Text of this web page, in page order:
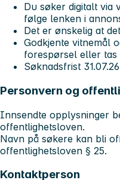
Du søker digitalt via
følge lenken i
Det er ønskelig at
Godkjente vitnemål
forespørsel eller tas
Søknadsfrist 31.07.26
Personvern og
Innsendte opplysninger
offentlighetsloven.
Navn på søkere kan bli
offentlighetsloven § 25.
Kontaktperson